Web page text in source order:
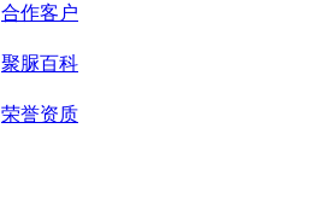
合作客户
聚脲百科
荣誉资质